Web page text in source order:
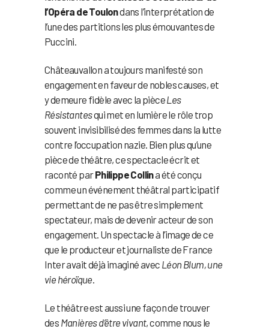
l’Opéra de Toulondans l’interprétation de
l’une des partitions les plus émouvantes de
Puccini.
Châteauvallon a toujours manifesté son
engagement en faveur de nobles causes, et
y demeure fidèle avec la pièceLes
Résistantesqui met en lumière le rôle trop
souvent invisibilisé des femmes dans la lutte
contre l’occupation nazie. Bien plus qu’une
pièce de théâtre, ce spectacle écrit et
raconté parPhilippe Collina été conçu
comme un événement théâtral participatif
permettant de ne pas être simplement
spectateur, mais de devenir acteur de son
engagement. Un spectacle à l’image de ce
que le producteur et journaliste de France
Inter avait déjà imaginé avec Léon Blum, une
vie héroïque
Le théâtre est aussi une façon de trouver
des Manières d’être vivant, comme nous le